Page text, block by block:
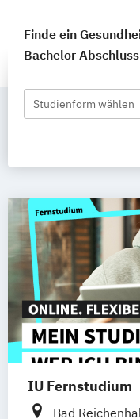
Finde ein
Bachelor
Studienform wählen
IU Fernstudium
Bad